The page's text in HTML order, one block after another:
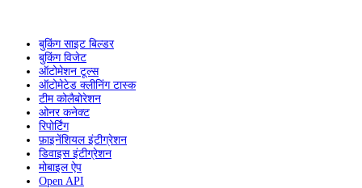
बुकिंग साइट बिल्डर
बुकिंग विजेट
ऑटोमेशन टूल्स
ऑटोमेटेड क्लीनिंग टास्क
टीम कोलैबोरेशन
ओनर कनेक्ट
रिपोर्टिंग
फ़ाइनेंशियल इंटीग्रेशन
डिवाइस इंटीग्रेशन
मोबाइल ऐप
Open API